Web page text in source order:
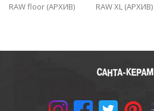
RAW floor (АРХИВ)
RAW XL (АРХИВ)